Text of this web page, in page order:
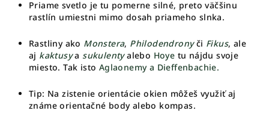
Priame svetlo je tu pomerne silné, preto väčšinu
rastlín umiestni mimo dosah priameho slnka.
Rastliny ako Monstera, Philodendrony či Fikus, ale
aj kaktusy a sukulenty alebo Hoye tu nájdu svoje
miesto. Tak isto Aglaonemy a Dieffenbachie.
Tip: Na zistenie orientácie okien môžeš využiť aj
známe orientačné body alebo kompas.